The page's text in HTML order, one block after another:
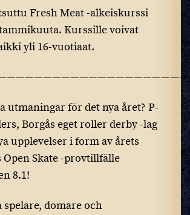
Fresh Meat -alkeiskurssi
Kurssille voivat
yli 16-vuotiaat.
utmaningar för det nya året? P-
Borgås eget roller derby -lag
upplevelser i form av årets
Skate -provtillfälle
8.1!
spelare, domare och